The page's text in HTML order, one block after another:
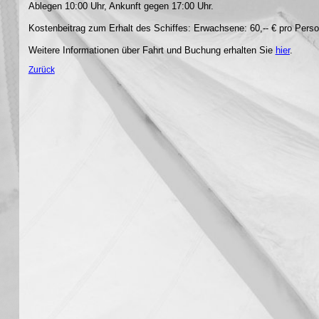
Ablegen 10:00 Uhr, Ankunft gegen 17:00 Uhr.
Kostenbeitrag zum Erhalt des Schiffes: Erwachsene: 60,-- € pro
Weitere Informationen über Fahrt und Buchung erhalten Sie hier.
Zurück